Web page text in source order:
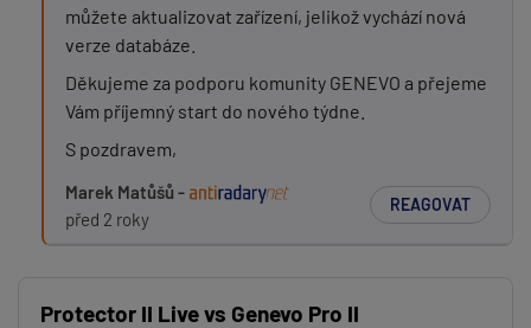
můžete aktualizovat zařízení, jelikož vychází nová
verze databáze.
Děkujeme za podporu komunity GENEVO a přejeme
Vám příjemný start do nového týdne.
S pozdravem,
Marek Matůšů -
před 2 roky
REAGOVAT
Protector II Live vs Genevo Pro II